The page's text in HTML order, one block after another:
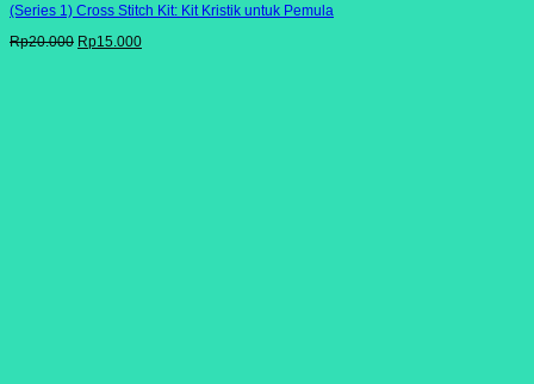
(Series 1) Cross Stitch Kit: Kit Kristik untuk Pemula
Rp20.000 Harga
Rp15.000Harga